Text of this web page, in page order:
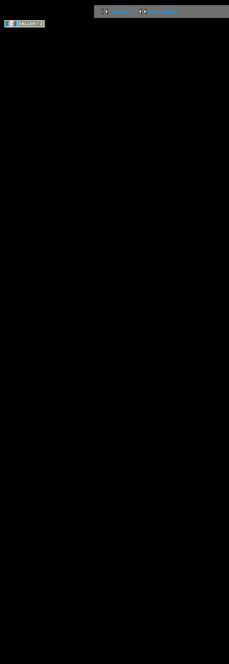
première précédente